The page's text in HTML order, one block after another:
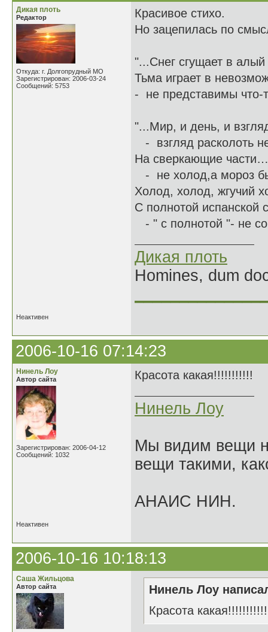
Дикая плоть
Редактор
Откуда: г. Долгопрудный МО
Зарегистрирован: 2006-03-24
Сообщений: 5753
Красивое стихо.
Но зацепилась по
"...Снег сгущает в алый
Тьма играет в
- не представимы что-
"...Мир, и день, и
- взгляд расколоть
На сверкающие
- не холод,а мороз
Холод, холод,
С полнотой испанской
- " с полнотой "- не
Дикая плоть
Homines, dum
Неактивен
2006-10-16 07:14:23
Нинель Лоу
Автор сайта
Зарегистрирован: 2006-04-12
Сообщений: 1032
Красота какая!!!!!!!!!!!
Нинель Лоу
Мы видим вещи
вещи такими,
АНАИС НИН.
Неактивен
2006-10-16 10:18:13
Саша Жильцова
Автор сайта
Нинель Лоу
Красота какая!!!!!!!!!!!